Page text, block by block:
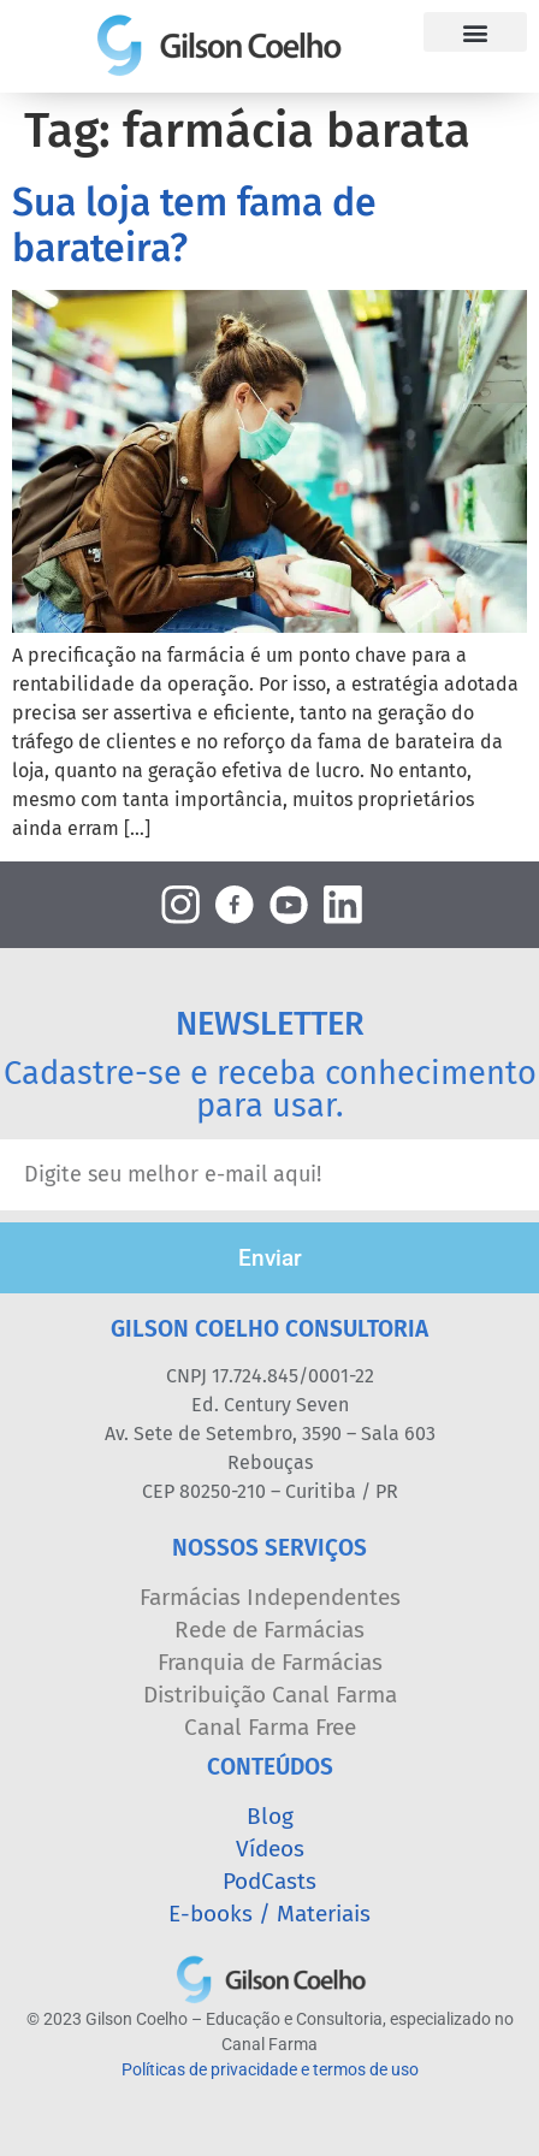
Tag: farmácia barata
Sua loja tem fama de
barateira?
A precificação na farmácia é um ponto chave para a
rentabilidade da operação. Por isso, a estratégia adotada
precisa ser assertiva e eficiente, tanto na geração do
tráfego de clientes e no reforço da fama de barateira da
loja, quanto na geração efetiva de lucro. No entanto,
mesmo com tanta importância, muitos proprietários
ainda erram […]
NEWSLETTER
Cadastre-se e receba conhecimento
para usar.
Enviar
GILSON COELHO CONSULTORIA
CNPJ 17.724.845/0001-22
Ed. Century Seven
Av. Sete de Setembro, 3590 – Sala 603
Rebouças
CEP 80250-210 – Curitiba / PR
NOSSOS SERVIÇOS
Farmácias Independentes
Rede de Farmácias
Franquia de Farmácias
Distribuição Canal Farma
Canal Farma Free
CONTEÚDOS
Blog
Vídeos
PodCasts
E-books / Materiais
© 2023 Gilson Coelho – Educação e Consultoria, especializado no
Canal Farma
Políticas de privacidade e termos de uso